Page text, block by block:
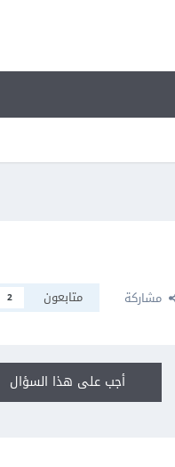
مشاركة متابعون 2
أجب على هذا السؤال